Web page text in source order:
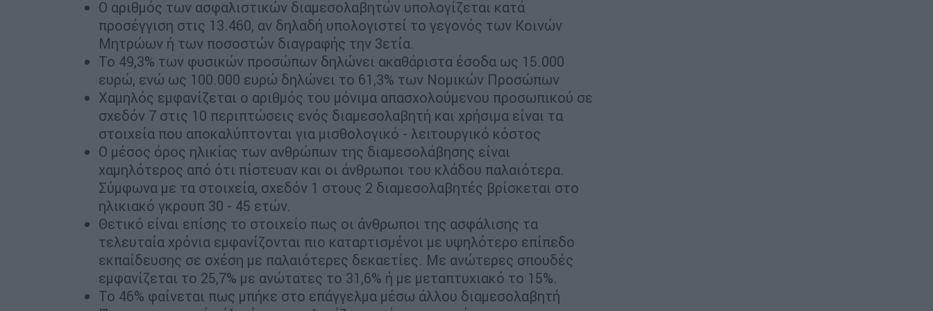
Ο αριθμός των ασφαλιστικών διαμεσολαβητών υπολογίζεται κατά
προσέγγιση στις 13.460, αν δηλαδή υπολογιστεί το γεγονός των Κοινών
Μητρώων ή των ποσοστών διαγραφής την 3ετία.
Το 49,3% των φυσικών προσώπων δηλώνει ακαθάριστα έσοδα ως 15.000
ευρώ, ενώ ως 100.000 ευρώ δηλώνει το 61,3% των Νομικών Προσώπων
Χαμηλός εμφανίζεται ο αριθμός του μόνιμα απασχολούμενου προσωπικού σε
σχεδόν 7 στις 10 περιπτώσεις ενός διαμεσολαβητή και χρήσιμα είναι τα
στοιχεία που αποκαλύπτονται για μισθολογικό - λειτουργικό κόστος
Ο μέσος όρος ηλικίας των ανθρώπων της διαμεσολάβησης είναι
χαμηλότερος από ότι πίστευαν και οι άνθρωποι του κλάδου παλαιότερα.
Σύμφωνα με τα στοιχεία, σχεδόν 1 στους 2 διαμεσολαβητές βρίσκεται στο
ηλικιακό γκρουπ 30 - 45 ετών.
Θετικό είναι επίσης το στοιχείο πως οι άνθρωποι της ασφάλισης τα
τελευταία χρόνια εμφανίζονται πιο καταρτισμένοι με υψηλότερο επίπεδο
εκπαίδευσης σε σχέση με παλαιότερες δεκαετίες. Με ανώτερες σπουδές
εμφανίζεται το 25,7% με ανώτατες το 31,6% ή με μεταπτυχιακό το 15%.
Το 46% φαίνεται πως μπήκε στο επάγγελμα μέσω άλλου διαμεσολαβητή